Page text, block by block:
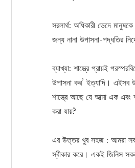
সরলার্থ: অধিকারী ভেদে
জন্য নানা উপাসনা-পদ্ধতির
ব্যাখ্যা: শাস্ত্রে প্রায়ই
উপাসনা কর’ ইত্যাদি। এইসব
শাস্ত্রে আছে যে আত্মা এক এবং
করা যায়?
এর উত্তর খুব সহজ : আমরা
স্বীকার করে। একই জিনিস